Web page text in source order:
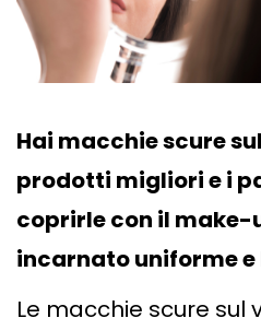
Hai macchie scure
prodotti migliori e i
coprirle con il make-
incarnato uniforme e
Le macchie scure sul